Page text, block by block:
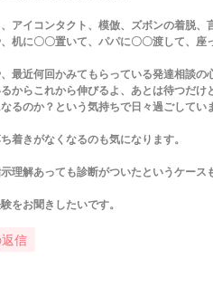
アイコンタクト、模倣、ズボンの着脱、
机に〇〇置いて、パパに〇〇渡して、座
最近何回かみてもらっている発達相談
からこれから伸びるよ、あとは待つだ
るのか？という気持ちで日々過ごしてい
着きがなくなるのも気になります。
理解あっても診断がついたというケース
をお聞きしたいです。
信